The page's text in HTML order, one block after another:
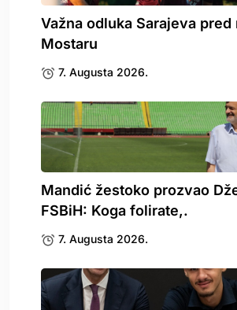
Važna odluka Sarajeva pred
Mostaru
7. Augusta 2026.
Mandić žestoko prozvao
FSBiH: Koga folirate,.
7. Augusta 2026.